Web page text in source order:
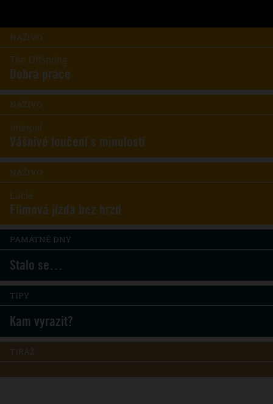
NAŽIVO
The Offspring
Dobrá práce
NAŽIVO
Interpol
Vášnivé loučení s minulostí
NAŽIVO
Lucie
Filmová jízda bez brzd
PAMÁTNÉ DNY
Stalo se…
TIPY
Kam vyrazit?
TIRÁŽ